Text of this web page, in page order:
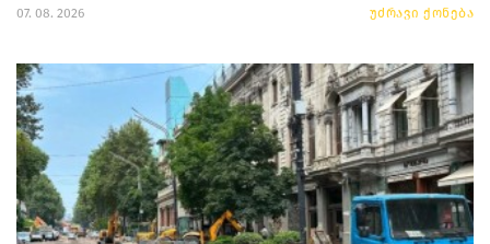
07. 08. 2026 უძრავი ქონება